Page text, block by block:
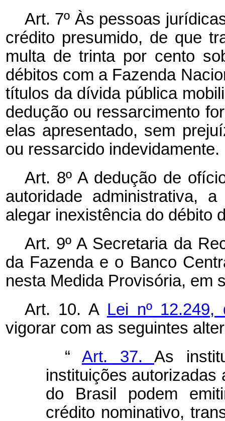
Art. 7º Às pessoas
crédito presumido, de que
multa de trinta por cento
débitos com a Fazenda
títulos da dívida pública
dedução ou ressarcimento
elas apresentado, sem
ou ressarcido indevidamente.
Art. 8º A dedução de
autoridade administrativa,
alegar inexistência do débito
Art. 9º A Secretaria da
da Fazenda e o Banco
nesta Medida Provisória, em
Art. 10. A Lei nº
vigorar com as seguintes
“ Art. 37. As
instituições autorizadas
do Brasil podem
crédito nominativo,